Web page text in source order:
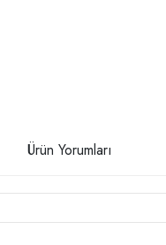
Ürün Yorumları